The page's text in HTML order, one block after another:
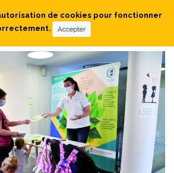
de cookies pour fonctionner
Accepter